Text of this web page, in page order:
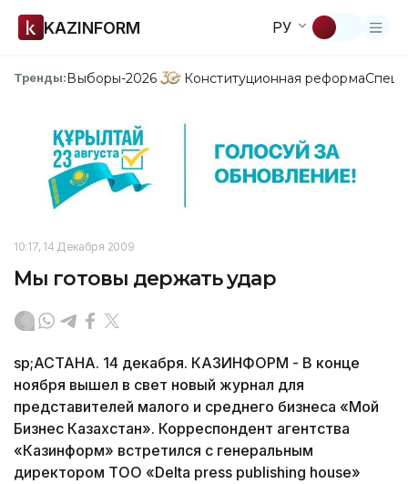
KAZINFORM РУ
Тренды:Выборы-2026 Конституционная реформа
10:17, 14 Декабря 2009
Мы готовы держать удар
sp;АСТАНА. 14 декабря. КАЗИНФОРМ - В конце
ноября вышел в свет новый журнал для
представителей малого и среднего бизнеса «Мой
Бизнес Казахстан». Корреспондент агентства
«Казинформ» встретился с генеральным
директором ТОО «Delta press publishing house»